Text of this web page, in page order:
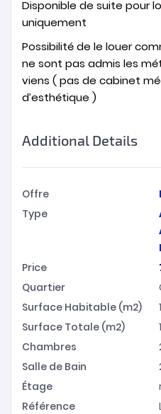
Disponible de suite pour
uniquement
Possibilité de le louer
ne sont pas admis les
viens ( pas de cabinet
d’esthétique )
Additional Details
Offre
Type
Price
Quartier
Surface Habitable (m2)
Surface Totale (m2)
Chambres
Salle de Bain
Étage
Référence